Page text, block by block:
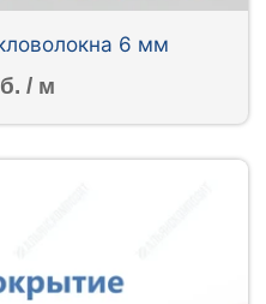
6 мм
/ м